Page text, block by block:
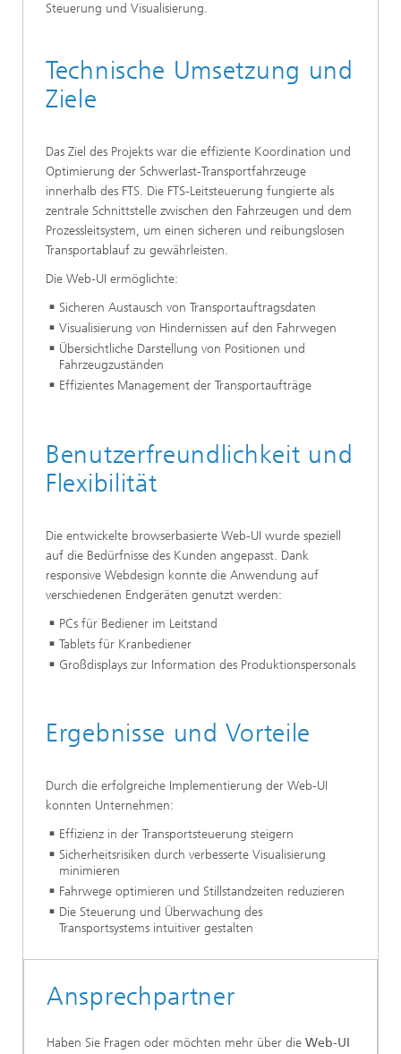
Steuerung und Visualisierung.
Technische Umsetzung und
Ziele
Das Ziel des Projekts war die effiziente Koordination und
Optimierung der Schwerlast-Transportfahrzeuge
innerhalb des FTS. Die FTS-Leitsteuerung fungierte als
zentrale Schnittstelle zwischen den Fahrzeugen und dem
Prozessleitsystem, um einen sicheren und reibungslosen
Transportablauf zu gewährleisten.
Die Web-UI ermöglichte:
Sicheren Austausch von Transportauftragsdaten
Visualisierung von Hindernissen auf den Fahrwegen
Übersichtliche Darstellung von Positionen und
Fahrzeugzuständen
Effizientes Management der Transportaufträge
Benutzerfreundlichkeit und
Flexibilität
Die entwickelte browserbasierte Web-UI wurde speziell
auf die Bedürfnisse des Kunden angepasst. Dank
responsive Webdesign konnte die Anwendung auf
verschiedenen Endgeräten genutzt werden:
PCs für Bediener im Leitstand
Tablets für Kranbediener
Großdisplays zur Information des Produktionspersonals
Ergebnisse und Vorteile
Durch die erfolgreiche Implementierung der Web-UI
konnten Unternehmen:
Effizienz in der Transportsteuerung steigern
Sicherheitsrisiken durch verbesserte Visualisierung
minimieren
Fahrwege optimieren und Stillstandzeiten reduzieren
Die Steuerung und Überwachung des
Transportsystems intuitiver gestalten
Ansprechpartner
Haben Sie Fragen oder möchten mehr über die Web-UI